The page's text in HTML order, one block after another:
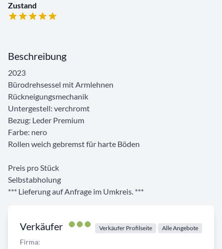
Zustand
Verkäufer Verkäufer Profilseite Alle Angebote
Firma:
Beschreibung
2023
Bürodrehsessel mit Armlehnen
Rückneigungsmechanik
Untergestell: verchromt
Bezug: Leder Premium
Farbe: nero
Rollen weich gebremst für harte Böden
Preis pro Stück
Selbstabholung
*** Lieferung auf Anfrage im Umkreis. ***